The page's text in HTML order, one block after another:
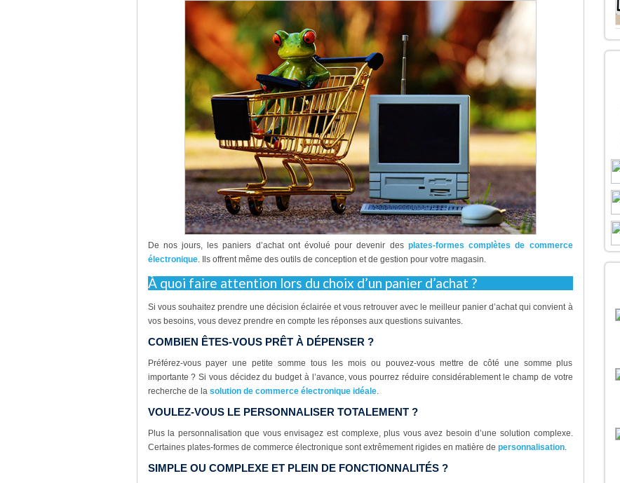
De nos jours, les paniers d’achat ont évolué pour devenir des plates-formes complètes de commerce
électronique. Ils offrent même des outils de conception et de gestion pour votre magasin.
À quoi faire attention lors du choix d’un panier d’achat ?
Si vous souhaitez prendre une décision éclairée et vous retrouver avec le meilleur panier d’achat qui convient à
vos besoins, vous devez prendre en compte les réponses aux questions suivantes.
COMBIEN ÊTES-VOUS PRÊT À DÉPENSER ?
Préférez-vous payer une petite somme tous les mois ou pouvez-vous mettre de côté une somme plus
importante ? Si vous décidez du budget à l’avance, vous pourrez réduire considérablement le champ de votre
recherche de la solution de commerce électronique idéale.
VOULEZ-VOUS LE PERSONNALISER TOTALEMENT ?
Plus la personnalisation que vous envisagez est complexe, plus vous avez besoin d’une solution complexe.
Certaines plates-formes de commerce électronique sont extrêmement rigides en matière de personnalisation.
SIMPLE OU COMPLEXE ET PLEIN DE FONCTIONNALITÉS ?